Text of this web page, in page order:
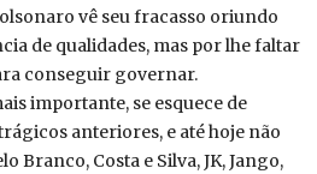
vê seu fracasso oriundo
de qualidades, mas por lhe faltar
conseguir governar.
importante, se esquece de
anteriores, e até hoje não
Branco, Costa e Silva, JK, Jango,